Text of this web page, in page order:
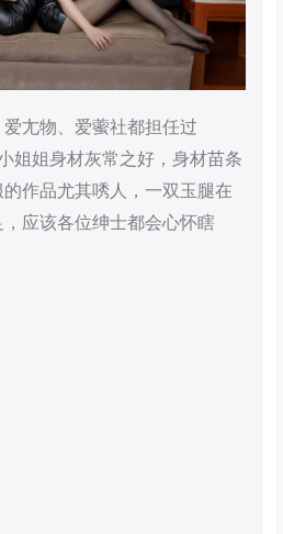
尢物、爱藌社都担任过
姐姐身材灰常之好，身材苗条
作品尤其唀人，一双玉腿在
应该各位绅士都会心怀瞎